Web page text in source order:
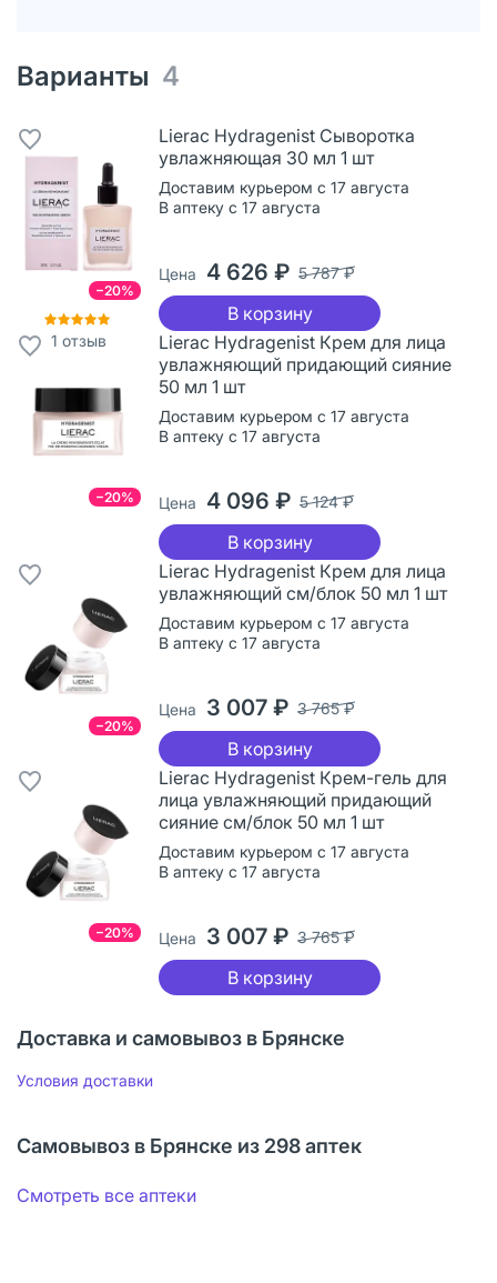
Варианты 4
−20%
1 отзыв
Lierac Hydragenist Сыворотка
увлажняющая 30 мл 1 шт
Доставим курьером с 17 августа
В аптеку с 17 августа
Цена 4 626 ₽ 5 787 ₽
В корзину
−20%
Lierac Hydragenist Крем для лица
увлажняющий придающий сияние
50 мл 1 шт
Доставим курьером с 17 августа
В аптеку с 17 августа
Цена 4 096 ₽ 5 124 ₽
В корзину
−20%
Lierac Hydragenist Крем для лица
увлажняющий см/блок 50 мл 1 шт
Доставим курьером с 17 августа
В аптеку с 17 августа
Цена 3 007 ₽ 3 765 ₽
В корзину
−20%
Lierac Hydragenist Крем-гель для
лица увлажняющий придающий
сияние см/блок 50 мл 1 шт
Доставим курьером с 17 августа
В аптеку с 17 августа
Цена 3 007 ₽ 3 765 ₽
В корзину
Доставка и самовывоз в Брянске
Условия доставки
Самовывоз в Брянске из 298 аптек
Смотреть все аптеки